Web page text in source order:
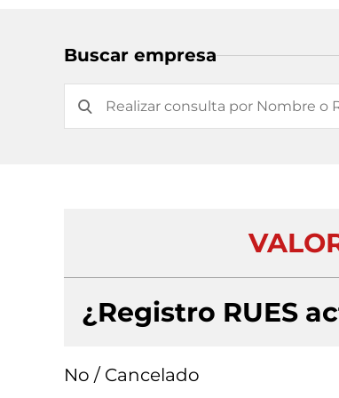
Buscar empresa
¿Registro RUES
No / Cancelado